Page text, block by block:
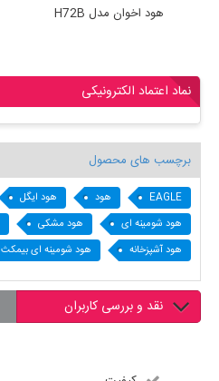
هود اخوان مدل H72B
نماد اعتماد الکترونیکی
برچسب های محصول
EAGLE هود هود ایگل
هود شومینه ای
هود مشکی
هود آشپزخانه
هود شومینه ای بیمکث
نقد و بررسی کاربران